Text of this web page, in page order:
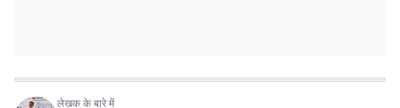
लेखक के बारे में